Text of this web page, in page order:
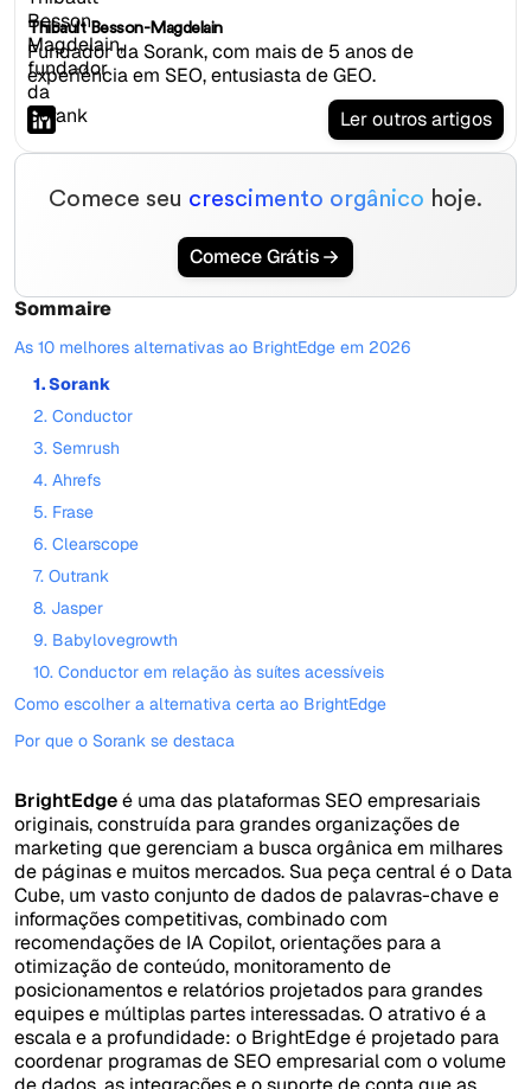
Thibault Besson-Magdelain
Fundador da Sorank, com mais de 5 anos de
experiência em SEO, entusiasta de GEO.
Ler outros artigos
Comece seu crescimento orgânico hoje.
Comece Grátis
Sommaire
As 10 melhores alternativas ao BrightEdge em 2026
1. Sorank
2. Conductor
3. Semrush
4. Ahrefs
5. Frase
6. Clearscope
7. Outrank
8. Jasper
9. Babylovegrowth
10. Conductor em relação às suítes acessíveis
Como escolher a alternativa certa ao BrightEdge
Por que o Sorank se destaca
BrightEdgeé uma das plataformas SEO empresariais
originais, construída para grandes organizações de
marketing que gerenciam a busca orgânica em milhares
de páginas e muitos mercados. Sua peça central é o Data
Cube, um vasto conjunto de dados de palavras-chave e
informações competitivas, combinado com
recomendações de IA Copilot, orientações para a
otimização de conteúdo, monitoramento de
posicionamentos e relatórios projetados para grandes
equipes e múltiplas partes interessadas. O atrativo é a
escala e a profundidade: o BrightEdge é projetado para
coordenar programas de SEO empresarial com o volume